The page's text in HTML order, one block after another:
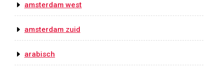
amsterdam west
amsterdam zuid
arabisch